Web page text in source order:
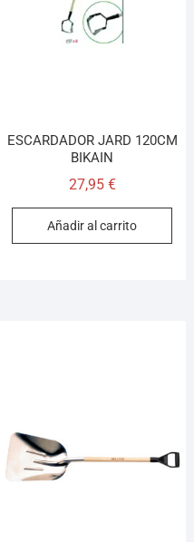
ESCARDADOR JARD 120CM
BIKAIN
27,95 €
Añadir al carrito